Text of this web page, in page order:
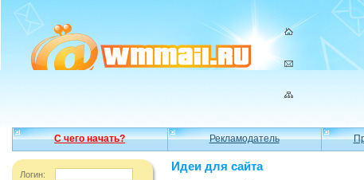
С чего начать? Рекламодатель
Логин:
Идеи для сайта